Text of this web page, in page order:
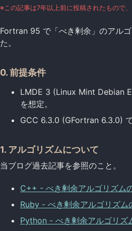
※この記事は7年以上前に投稿されたもので
Fortran 95 で「べき剰余」のアル
た。
0. 前提条件
LMDE 3 (Linux Mint Debian
を想定。
GCC 6.3.0 (GFortran 6.3.0)
1. アルゴリズムについて
当ブログ過去記事を参照のこと。
C++ - べき剰余アルゴリズム
Ruby - べき剰余アルゴリズム
Python - べき剰余アルゴリズ